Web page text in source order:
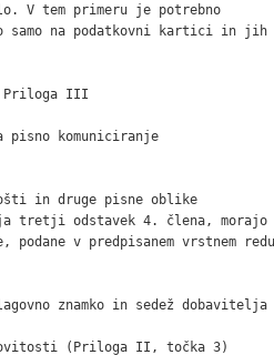
V tem primeru je potrebno
na podatkovni kartici in jih
III
pisno komuniciranje
in druge pisne oblike
tretji odstavek 4. člena, morajo
podane v predpisanem vrstnem
znamko in sedež dobavitelja
(Priloga II, točka 3)